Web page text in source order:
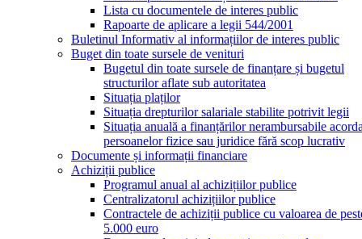
Lista cu documentele de interes public
Rapoarte de aplicare a legii 544/2001
Buletinul Informativ al informațiilor de interes public
Buget din toate sursele de venituri
Bugetul din toate sursele de finanțare și bugetul
structurilor aflate sub autoritatea
Situația plaților
Situația drepturilor salariale stabilite potrivit legii
Situația anuală a finanțărilor nerambursabile
persoanelor fizice sau juridice fără scop lucrativ
Documente și informații financiare
Achiziții publice
Programul anual al achizițiilor publice
Centralizatorul achizițiilor publice
Contractele de achiziții publice cu valoarea de
5.000 euro